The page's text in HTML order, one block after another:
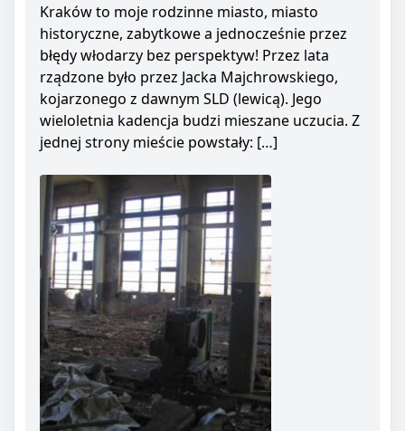
Kraków to moje rodzinne miasto, miasto
historyczne, zabytkowe a jednocześnie przez
błędy włodarzy bez perspektyw! Przez lata
rządzone było przez Jacka Majchrowskiego,
kojarzonego z dawnym SLD (lewicą). Jego
wieloletnia kadencja budzi mieszane uczucia. Z
jednej strony mieście powstały: […]